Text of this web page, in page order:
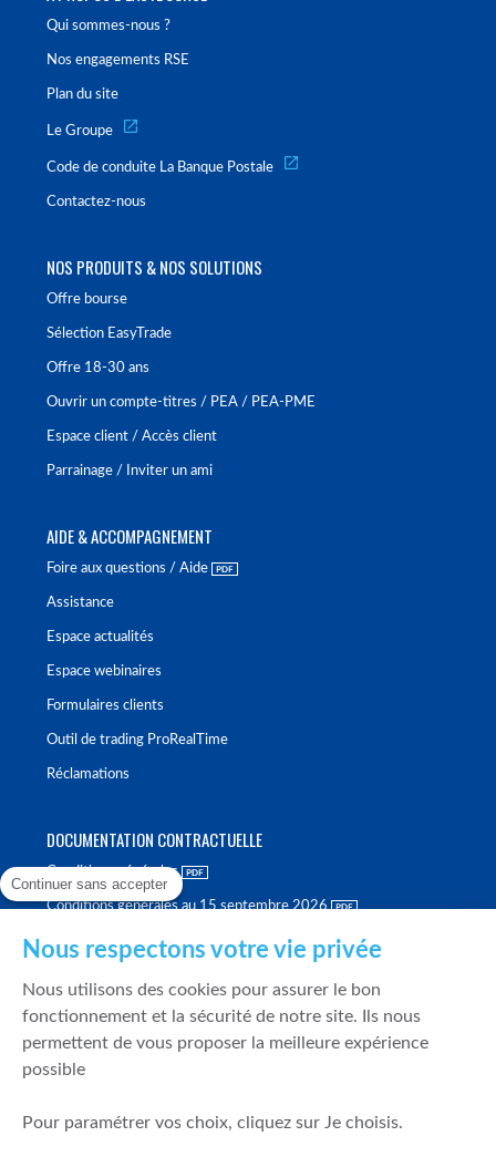
Qui sommes-nous ?
Nos engagements RSE
Plan du site
Le Groupe
Code de conduite La Banque Postale
Contactez-nous
NOS PRODUITS & NOS SOLUTIONS
Offre bourse
Sélection EasyTrade
Offre 18-30 ans
Ouvrir un compte-titres / PEA / PEA-PME
Espace client / Accès client
Parrainage / Inviter un ami
AIDE & ACCOMPAGNEMENT
Foire aux questions / Aide
Assistance
Espace actualités
Espace webinaires
Formulaires clients
Outil de trading ProRealTime
Réclamations
DOCUMENTATION CONTRACTUELLE
Conditions générales
Conditions générales au 15 septembre 2026
Politique de meilleure sélection
Politique de durabilité
Fonds de garantie des dépôts et de résolution
Continuer sans accepter
Nous respectons votre vie privée
Nous utilisons des cookies pour assurer le bon
fonctionnement et la sécurité de notre site. Ils nous
permettent de vous proposer la meilleure expérience
possible
Pour paramétrer vos choix, cliquez sur Je choisis.